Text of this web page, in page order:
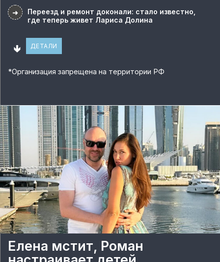
➜
Переезд и ремонт доконали: стало известно,
где теперь живет Лариса Долина
🢃 ДЕТАЛИ
*Организация запрещена на территории РФ
Елена мстит, Роман